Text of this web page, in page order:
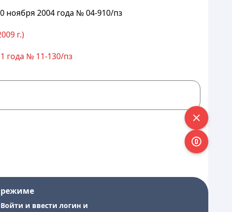
2004 года № 04-910/пз
г.)
года № 11-130/пз
режиме
и ввести логин и